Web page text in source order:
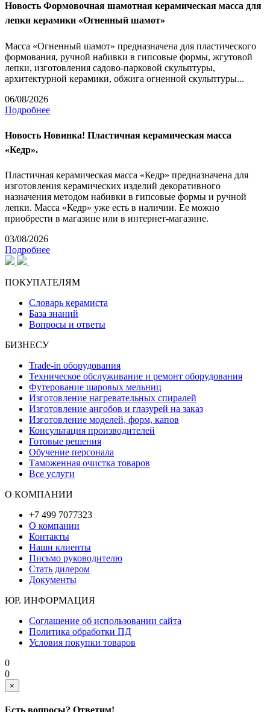
Новость Формовочная шамотная керамическая масса для
лепки керамики «Огненный шамот»
Масса «Огненный шамот» предназначена для пластического
формования, ручной набивки в гипсовые формы, жгутовой
лепки, изготовления садово-парковой скульптуры,
архитектурной керамики, обжига огненной скульптуры...
06/08/2026
Подробнее
Новость Новинка! Пластичная керамическая масса
«Кедр».
Пластичная керамическая масса «Кедр» предназначена для
изготовления керамических изделий декоративного
назначения методом набивки в гипсовые формы и ручной
лепки. Масса «Кедр» уже есть в наличии. Ее можно
приобрести в магазине или в интернет-магазине.
03/08/2026
Подробнее
ПОКУПАТЕЛЯМ
Словарь керамиста
База знаний
Вопросы и ответы
БИЗНЕСУ
Trade-in оборудования
Техническое обслуживание и ремонт оборудования
Футерование шаровых мельниц
Изготовление нагревательных спиралей
Изготовление ангобов и глазурей на заказ
Изготовление моделей, форм, капов
Консультация производителей
Готовые решения
Обучение персонала
Таможенная очистка товаров
Все услуги
О КОМПАНИИ
+7 499 7077323
О компании
Контакты
Наши клиенты
Письмо руководителю
Стать дилером
Документы
ЮР. ИНФОРМАЦИЯ
Соглашение об использовании сайта
Политика обработки ПД
Условия покупки товаров
0
0
×